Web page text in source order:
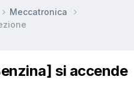
Meccatronica
si accende